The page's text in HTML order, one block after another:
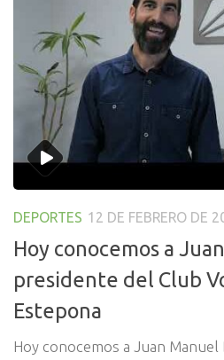
DEPORTES 12 DE FEBRERO DE
Hoy conocemos a
presidente del Club
Estepona
Hoy conocemos a Juan